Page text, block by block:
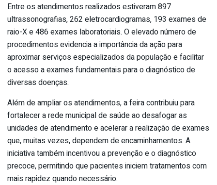
Entre os atendimentos realizados estiveram 897
ultrassonografias, 262 eletrocardiogramas, 193 exames de
raio-X e 486 exames laboratoriais. O elevado número de
procedimentos evidencia a importância da ação para
aproximar serviços especializados da população e facilitar
o acesso a exames fundamentais para o diagnóstico de
diversas doenças.
Além de ampliar os atendimentos, a feira contribuiu para
fortalecer a rede municipal de saúde ao desafogar as
unidades de atendimento e acelerar a realização de exames
que, muitas vezes, dependem de encaminhamentos. A
iniciativa também incentivou a prevenção e o diagnóstico
precoce, permitindo que pacientes iniciem tratamentos com
mais rapidez quando necessário.